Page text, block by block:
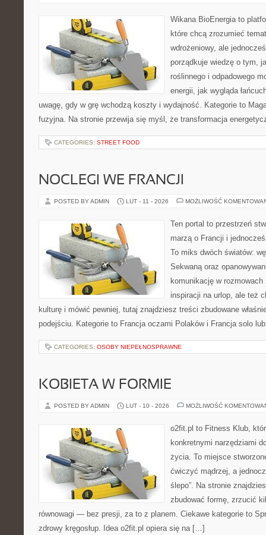
Wikana BioEnergia to
które chcą zrozumieć
wdrożeniowy, ale
porządkuje wiedzę o tym,
roślinnego i odpadowego
energii, jak wygląda
uwagę, gdy w grę wchodzą koszty i wydajność. Kategorie to
fuzyjna. Na stronie przewija się myśl, że transformacja
CATEGORIES: STREET FOOD
NOCLEGI WE FRANCJI
POSTED BY ADMIN LUT - 11 - 2026 MOŻLIWOŚĆ
Ten portal to przestrzeń
marzą o Francji i
To miks dwóch światów:
Sekwaną oraz
komunikację w
inspiracji na urlop, ale też
kulturę i mówić pewniej, tutaj znajdziesz treści zbudowane
podejściu. Kategorie to Francja oczami Polaków i Francja solo
CATEGORIES: OSOBY NIEPEŁNOSPRAWNE
KOBIETA W FORMIE
POSTED BY ADMIN LUT - 10 - 2026 MOŻLIWOŚĆ
o2fit.pl to Fitness Klub,
konkretnymi narzędziami
życia. To miejsce
ćwiczyć mądrzej, a
ślepo”. Na stronie
zbudować formę, zrzucić
równowagi — bez presji, za to z planem. Ciekawe kategorie to
zdrowy kręgosłup. Idea o2fit.pl opiera się na […]